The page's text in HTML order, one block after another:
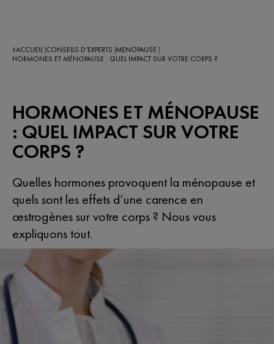
ACCUEIL CONSEILS D’EXPERTS​ MENOPAUSE
HORMONES ET MÉNOPAUSE : QUEL IMPACT SUR VOTRE CORPS ?
HORMONES ET MÉNOPAUSE
: QUEL IMPACT SUR VOTRE
CORPS ?
Quelles hormones provoquent la ménopause et
quels sont les effets d’une carence en
œstrogènes sur votre corps ? Nous vous
expliquons tout.